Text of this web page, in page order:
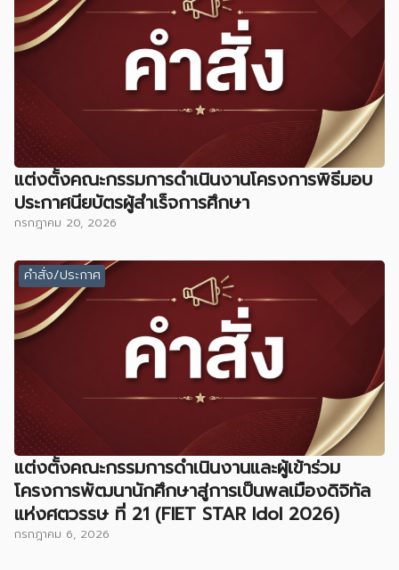
แต่งตั้งคณะกรรมการดำเนินงานโครงการพิธีมอบ
ประกาศนียบัตรผู้สำเร็จการศึกษา
กรกฎาคม 20, 2026
คำสั่ง/ประกาศ
แต่งตั้งคณะกรรมการดำเนินงานและผู้เข้าร่วม
โครงการพัฒนานักศึกษาสู่การเป็นพลเมืองดิจิทัล
แห่งศตวรรษ ที่ 21 (FIET STAR Idol 2026)
กรกฎาคม 6, 2026